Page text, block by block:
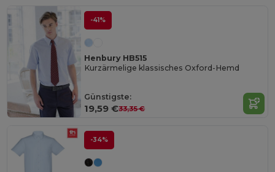
-41%
Henbury HB515
Kurzärmelige klassisches Oxford-Hemd
Günstigste:
19,59 €33,35 €
-34%